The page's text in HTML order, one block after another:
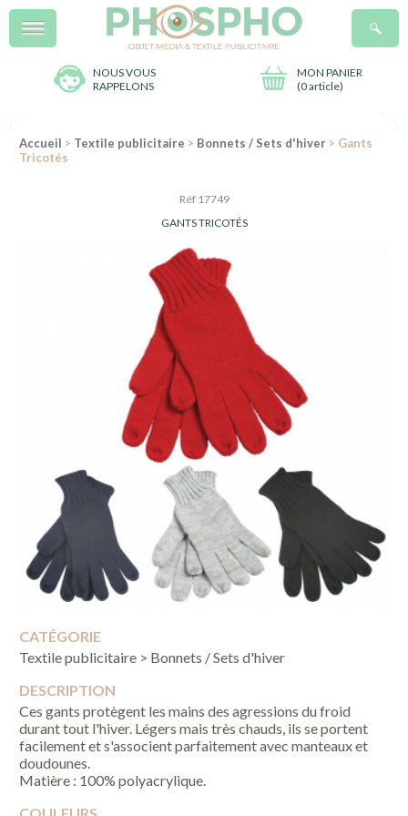
NOUS VOUS
RAPPELONS
MON PANIER
(0 article)
Menu
Accueil > Textile publicitaire > Bonnets / Sets d'hiver > Gants
Tricotés
Réf 17749
GANTS TRICOTÉS
CATÉGORIE
Textile publicitaire > Bonnets / Sets d'hiver
DESCRIPTION
Ces gants protègent les mains des agressions du froid
durant tout l'hiver. Légers mais très chauds, ils se portent
facilement et s'associent parfaitement avec manteaux et
doudounes.
Matière : 100% polyacrylique.